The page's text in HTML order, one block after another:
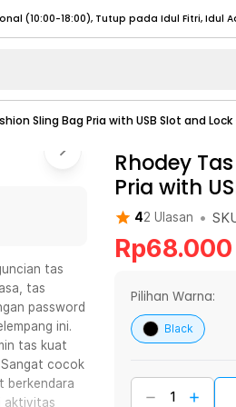
(08:00 - 20:00), Tutup pada Idul Fitri
Nasional (08:00 - 17:00) Selengkapnya
Nasional (08:00 - 17:00) Selengkapnya
(12:00-20:00), Tutup pada Idul Fitri
(12:00-20:00), Tutup pada Idul Fitri
(08:00 - 20:00), Tutup pada Idul Fitri
Nasional (08:00 - 17:00)
Selengkapnya
Nasional (08:00 - 17:00)
Sling Bag Pria with USB Slot and Lock
tas
tas
password
ini.
tas kuat
cocok
berkendara
aktivitas
Rhodey
Pria with
42 Ulasan •
Rp68.000
Pilihan Warna:
Black